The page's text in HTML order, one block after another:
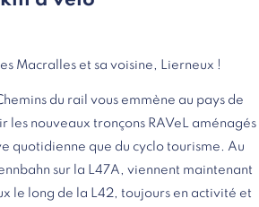
Macralles et sa voisine, Lierneux !
du rail vous emmène au pays de
les nouveaux tronçons RAVeL aménagés
quotidienne que du cyclo tourisme. Au
sur la L47A, viennent maintenant
le long de la L42, toujours en activité et